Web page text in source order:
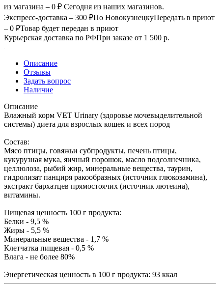
из магазина – 0 ₽ Сегодня из наших магазинов.
Экспресс-доставка – 300 ₽По НовокузнецкуПередать в приют
– 0 ₽Товар будет передан в приют
Курьерская доставка по РФПри заказе от 1 500 р.
Описание
Отзывы
Задать вопрос
Наличие
Описание
Влажный корм VET Urinary (здоровье мочевыделительной
системы) диета для взрослых кошек и всех пород
Состав:
Мясо птицы, говяжьи субпродукты, печень птицы,
кукурузная мука, яичный порошок, масло подсолнечника,
целлюлоза, рыбий жир, минеральные вещества, таурин,
гидролизат панциря ракообразных (источник глюкозамина),
экстракт бархатцев прямостоячих (источник лютеина),
витамины.
Пищевая ценность 100 г продукта:
Белки - 9,5 %
Жиры - 5,5 %
Минеральные вещества - 1,7 %
Клетчатка пищевая - 0,5 %
Влага - не более 80%
Энергетическая ценность в 100 г продукта: 93 ккал